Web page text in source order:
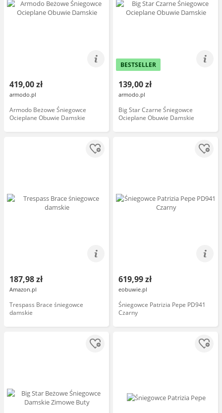
419,00 zł
armodo.pl
Armodo Beżowe Śniegowce
Ocieplane Obuwie Damskie
BESTSELLER
139,00 zł
armodo.pl
Big Star Czarne Śniegowce
Ocieplane Obuwie Damskie
187,98 zł
Amazon.pl
Trespass Brace śniegowce
damskie
619,99 zł
eobuwie.pl
Śniegowce Patrizia Pepe PD941
Czarny